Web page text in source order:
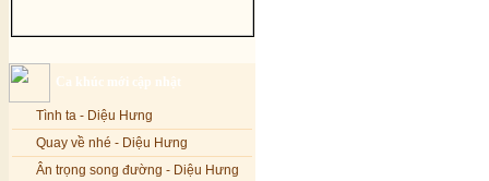
Ca khúc mới cập nhật
Tình ta - Diệu Hưng
Quay về nhé - Diệu Hưng
Ân trọng song đường - Diệu Hưng